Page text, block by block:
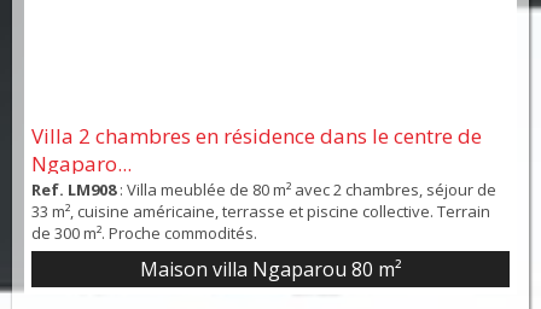
Villa 2 chambres en résidence dans le centre de
Ngaparo...
Ref. LM908: Villa meublée de 80 m² avec 2 chambres, séjour de
33 m², cuisine américaine, terrasse et piscine collective. Terrain
de 300 m². Proche commodités.
Maison villa Ngaparou 80 m²